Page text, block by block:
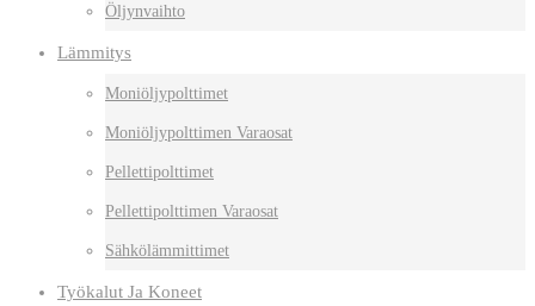
Öljynvaihto
Lämmitys
Moniöljypolttimet
Moniöljypolttimen Varaosat
Pellettipolttimet
Pellettipolttimen Varaosat
Sähkölämmittimet
Työkalut Ja Koneet